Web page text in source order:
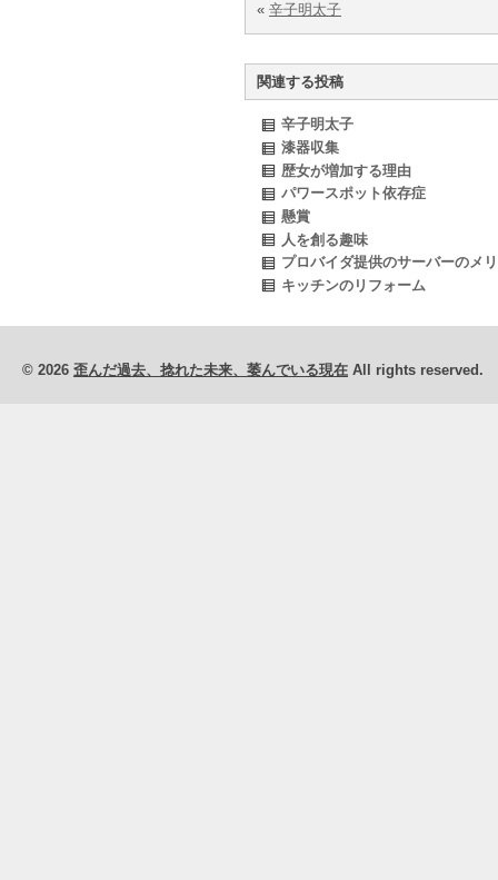
« 辛子明太子
関連する投稿
辛子明太子
漆器収集
歴女が増加する理由
パワースポット依存症
懸賞
人を創る趣味
プロバイダ提供のサーバーのメ
キッチンのリフォーム
© 2026 歪んだ過去、捻れた未来、萎んでいる現在 All rights reserved.